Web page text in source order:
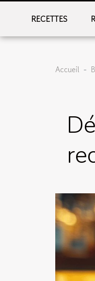
RECETTES
Accueil